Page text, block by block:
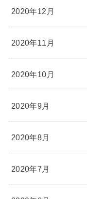
2020年12月
2020年11月
2020年10月
2020年9月
2020年8月
2020年7月